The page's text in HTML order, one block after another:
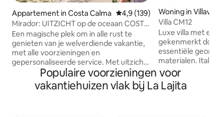
Appartement in Costa Calma Gemiddelde beoordeling van
4,9 (139)
Mirador: UITZICHT op de oceaan COSTA
CALMA - WIFI
Een magische plek om in alle rust te
genieten van je welverdiende vakantie,
met alle voorzieningen en
gepersonaliseerde service. Met uitzicht
op de oceaan, met een adembenemend
panorama en een ongelooflijk zicht op
het beroemde Playa de Sotavento, in
Woning in
Villa CM12
Luxe villa met
gekenmerkt door
essentiële
materialen.
hoogwaardige
elegante ruimtes. Kamerhoge ramen
bieden een
Populaire voorzieningen voor
vakantiehuizen vlak bij La Lajita